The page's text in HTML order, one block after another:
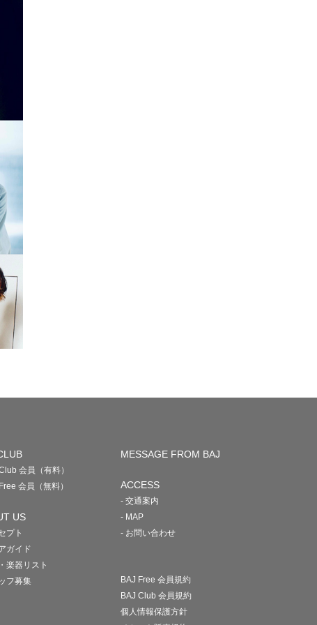
会員（有料）
会員（無料）
US
プト
ガイド
楽器リスト
フ募集
MESSAGE FROM BAJ
ACCESS
- 交通案内
- MAP
- お問い合わせ
BAJ Free 会員規約
BAJ Club 会員規約
個人情報保護方針